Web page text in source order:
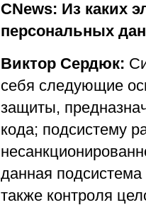
CNews: Из каких
персональных
Виктор Сердюк:
себя следующие
защиты,
кода; подсистему
данная
также контроля